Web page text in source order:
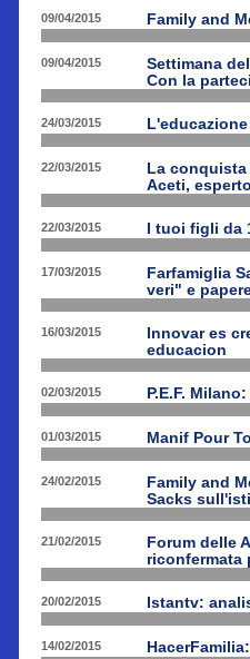
09/04/2015 Family and
09/04/2015
Settimana
Con la
24/03/2015
22/03/2015
La
Aceti,
22/03/2015 I tuoi figli da
17/03/2015
Farfamiglia
veri" e
16/03/2015
Innovar es
educacion
02/03/2015 P.E.F.
01/03/2015 Manif Pour
24/02/2015
Family and
Sacks
21/02/2015
Forum delle
riconfermata
20/02/2015 Istantv:
14/02/2015